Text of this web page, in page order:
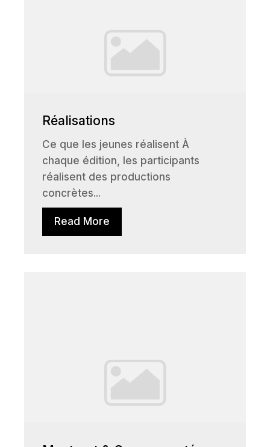
Réalisations
Ce que les jeunes réalisent À
chaque édition, les participants
réalisent des productions
concrètes...
Read More